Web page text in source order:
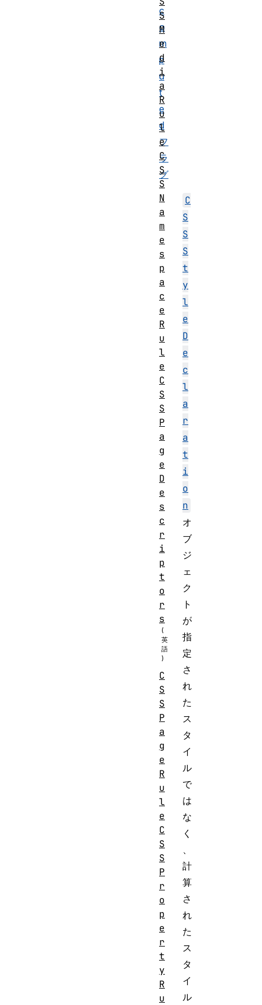
c
o
m
p
u
t
e
d
フ
ラ
グ
C
S
S
S
t
y
l
e
D
e
c
l
a
r
a
t
i
o
n
オ
ブ
ジ
ェ
ク
ト
が
指
定
さ
れ
た
ス
タ
イ
ル
で
は
な
く
計
算
さ
れ
た
ス
タ
イ
ル
S
M
e
d
i
a
R
u
l
e
C
S
S
N
a
m
e
s
p
a
c
e
R
u
l
e
C
S
S
P
a
g
e
D
e
s
c
r
i
p
t
o
r
s
C
S
S
P
a
g
e
R
u
l
e
C
S
S
P
r
o
p
e
r
t
y
R
u